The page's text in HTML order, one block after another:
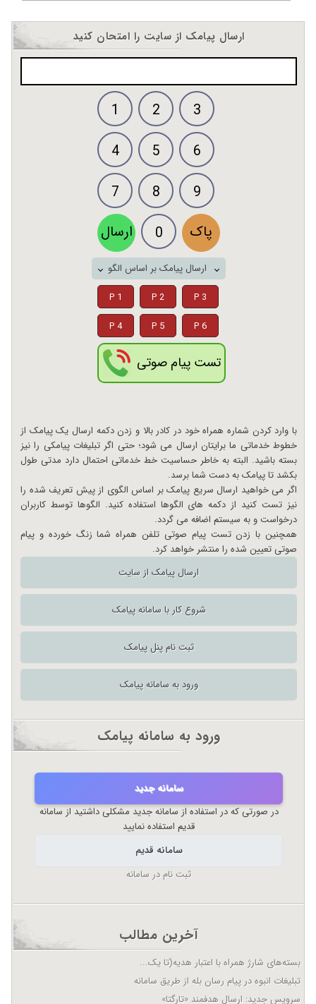
ارسال پیامک از سایت را امتحان کنید
1 2
3
4
5
6
7
8
9
ارسال
0 پاک
ارسال پیامک بر اساس الگو
P 1
P 2
P 3
P 4
P 5 P 6
تست پیام صوتی
با وارد کردن شماره همراه خود در کادر بالا و زدن دکمه ارسال یک پیامک از
خطوط خدماتی ما برایتان ارسال می شود؛ حتی اگر تبلیغات پیامکی را نیز
بسته باشید. البته به خاطر حساسیت خط خدماتی احتمال دارد مدتی طول
بکشد تا پیامک به دست شما برسد.
اگر می خواهید ارسال سریع پیامک بر اساس الگوی از پیش تعریف شده را
نیز تست کنید از دکمه های الگوها استفاده کنید. الگوها توسط کاربران
درخواست و به سیستم اضافه می گردد.
همچنین با زدن تست پیام صوتی تلفن همراه شما زنگ خورده و پیام
صوتی تعیین شده را منتشر خواهد کرد.
ارسال پیامک از سایت
شروع کار با سامانه پیامک
ثبت نام پنل پیامک
ورود به سامانه پیامک
ورود به سامانه پیامک
سامانه جدید
در صورتی که در استفاده از سامانه جدید مشکلی داشتید از سامانه
قدیم استفاده نمایید
سامانه قدیم
ثبت نام در سامانه
آخرین مطالب
بسته‌های شارژ همراه با اعتبار هدیه(تا یک...
تبلیغات انبوه در پیام رسان بله از طریق سامانه
سرویس جدید: ارسال هدفمند «تارگتا»